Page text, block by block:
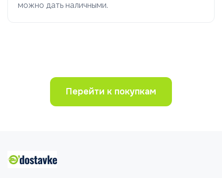
можно дать наличными.
Перейти к покупкам